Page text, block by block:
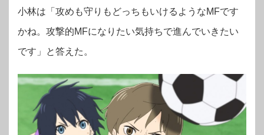
小林は「攻めも守りもどっちもいけるようなMFです
かね。攻撃的MFになりたい気持ちで進んでいきたい
です」と答えた。